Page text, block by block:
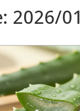
2026/01